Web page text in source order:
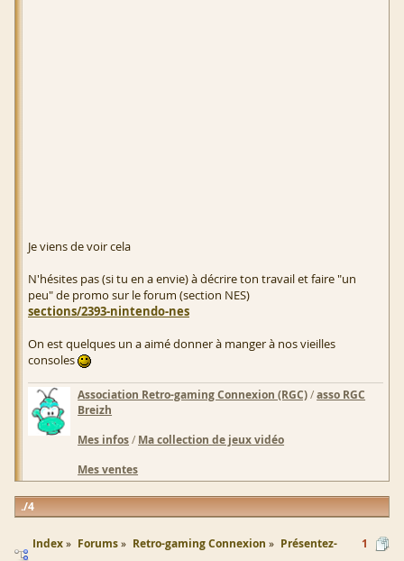
Je viens de voir cela
N'hésites pas (si tu en a envie) à décrire ton travail et faire "un
peu" de promo sur le forum (section NES)
sections/2393-nintendo-nes
On est quelques un a aimé donner à manger à nos vieilles
consoles
Association Retro-gaming Connexion (RGC)/asso RGC
Breizh
Mes infos/ Ma collection de jeux vidéo
Mes ventes
4
Index Forums Retro-gaming Connexion
Présentez-
1